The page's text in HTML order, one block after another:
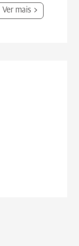
Ver mais